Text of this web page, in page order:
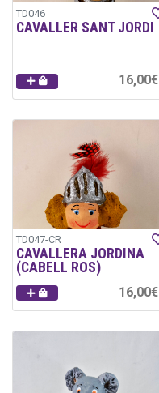
TD046
CAVALLER SANT JORDI
16,00€
TD047-CR
CAVALLERA JORDINA
(CABELL ROS)
16,00€